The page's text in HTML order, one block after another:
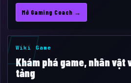
Mở Gaming Coach →
Wiki Game
Khám phá game, nhân vật
tảng